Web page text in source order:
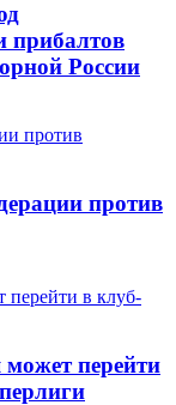
прибалтов
России
против
перейти